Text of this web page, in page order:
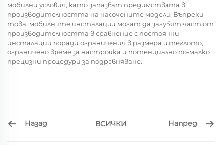
мобилни условия, като запазват предимствата в
производителността на насочените модели. Въпреки
това, мобилните инсталации могат да загубят част от
производителността в сравнение с постоянни
инсталации поради ограничения в размера и теглото,
ограничено време за настройка и потенциално по-малко
прецизни процедури за подравняване.
Назад ВСИЧКИ Напред